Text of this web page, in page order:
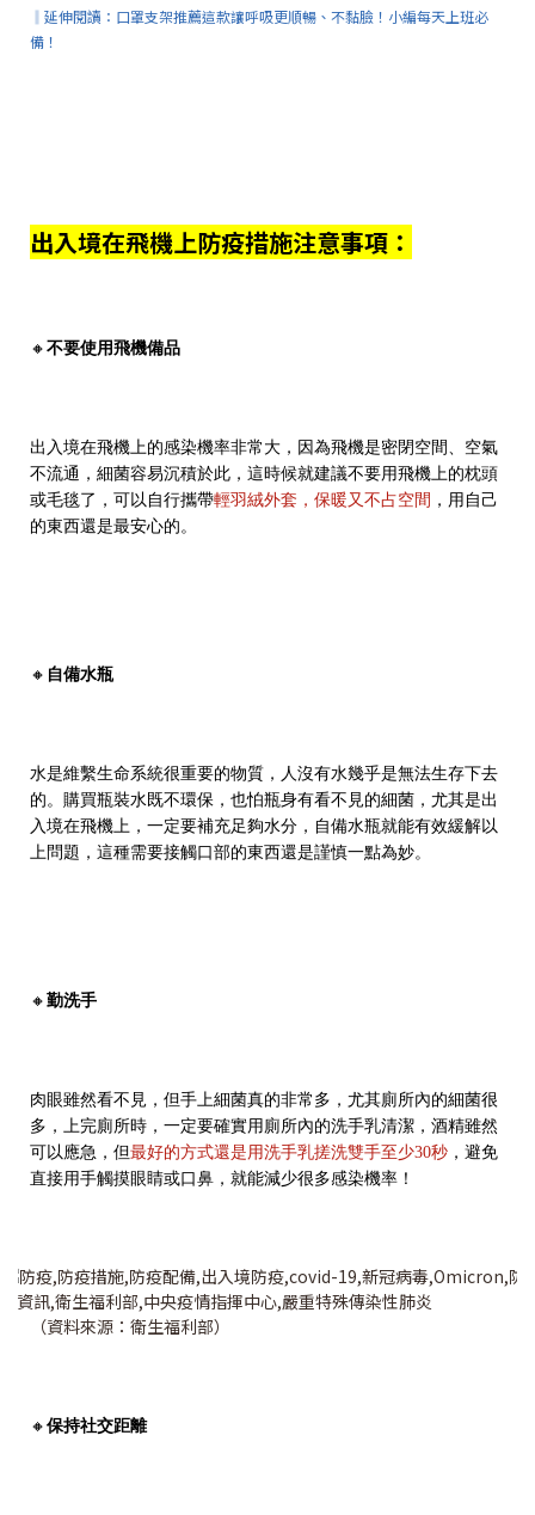
‖延伸閱讀： 口罩支架推薦這款讓呼吸更順暢、不黏臉！小編每天上班必
備！
出入境在飛機上防疫措施注意事項：
🔸 不要使用飛機備品
出入境在飛機上的感染機率非常大，因為飛機是密閉空間、空氣
不流通，細菌容易沉積於此，這時候就建議不要用飛機上的枕頭
或毛毯了，可以自行攜帶輕羽絨外套，保暖又不占空間 ，用自己
的東西還是最安心的。
🔸 自備水瓶
水是維繫生命系統很重要的物質，人沒有水幾乎是無法生存下去
的。購買瓶裝水既不環保，也怕瓶身有看不見的細菌，尤其是出
入境在飛機上，一定要補充足夠水分，自備水瓶就能有效緩解以
上問題，這種需要接觸口部的東西還是謹慎一點為妙。
🔸 勤洗手
肉眼雖然看不見，但手上細菌真的非常多，尤其廁所內的細菌很
多，上完廁所時，一定要確實用廁所內的洗手乳清潔，酒精雖然
可以應急，但最好的方式還是用洗手乳搓洗雙手至少30秒 ，避免
直接用手觸摸眼睛或口鼻，就能減少很多感染機率！
（資料來源：衛生福利部）
🔸 保持社交距離